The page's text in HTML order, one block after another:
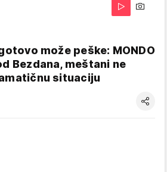
može peške: MONDO
Bezdana, meštani ne
situaciju